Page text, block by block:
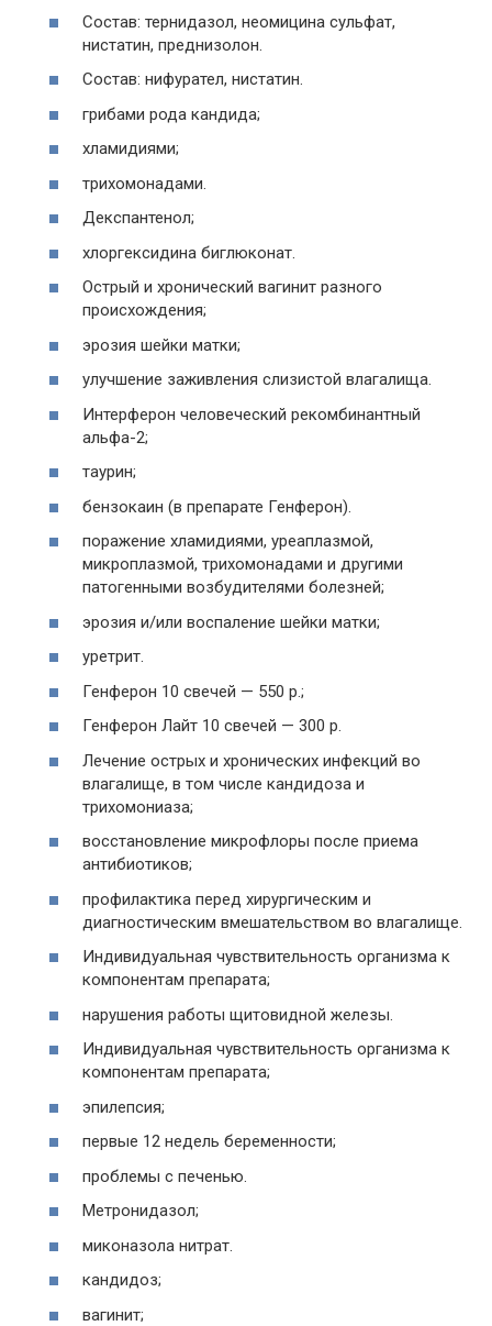
Состав: тернидазол, неомицина сульфат,
нистатин, преднизолон.
Состав: нифурател, нистатин.
грибами рода кандида;
хламидиями;
трихомонадами.
Декспантенол;
хлоргексидина биглюконат.
Острый и хронический вагинит разного
происхождения;
эрозия шейки матки;
улучшение заживления слизистой влагалища.
Интерферон человеческий рекомбинантный
альфа-2;
таурин;
бензокаин (в препарате Генферон).
поражение хламидиями, уреаплазмой,
микроплазмой, трихомонадами и другими
патогенными возбудителями болезней;
эрозия и/или воспаление шейки матки;
уретрит.
Генферон 10 свечей — 550 р.;
Генферон Лайт 10 свечей — 300 р.
Лечение острых и хронических инфекций во
влагалище, в том числе кандидоза и
трихомониаза;
восстановление микрофлоры после приема
антибиотиков;
профилактика перед хирургическим и
диагностическим вмешательством во влагалище.
Индивидуальная чувствительность организма к
компонентам препарата;
нарушения работы щитовидной железы.
Индивидуальная чувствительность организма к
компонентам препарата;
эпилепсия;
первые 12 недель беременности;
проблемы с печенью.
Метронидазол;
миконазола нитрат.
кандидоз;
вагинит;